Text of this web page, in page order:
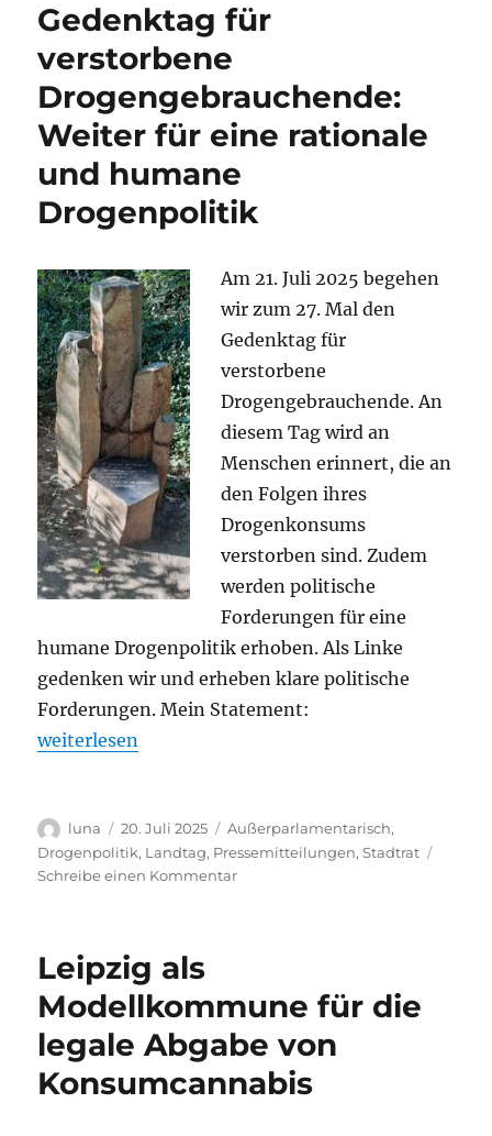
Konsums
bleibt
der
richtige
Weg:
Keine
bei
der
Prävention!
Gedenktag für
verstorbene
Drogengebrauchende:
Weiter für eine rationale
und humane
Drogenpolitik
Am 21. Juli 2025 begehen
wir zum 27. Mal den
Gedenktag für
verstorbene
Drogengebrauchende. An
diesem Tag wird an
Menschen erinnert, die an
den Folgen ihres
Drogenkonsums
verstorben sind. Zudem
werden politische
Forderungen für eine
humane Drogenpolitik erhoben. Als Linke
gedenken wir und erheben klare politische
Forderungen. Mein Statement:
„Gedenktag für verstorbene
weiterlesen
Autor
luna
Veröffentlicht
am
20. Juli 2025 Kategorien
Außerparlamentarisch,
Drogenpolitik, Landtag, Pressemitteilungen,Stadtrat
Schreibe einen Kommentarzu
für
eine
rationale
und
Leipzig als
Modellkommune für die
legale Abgabe von
Konsumcannabis